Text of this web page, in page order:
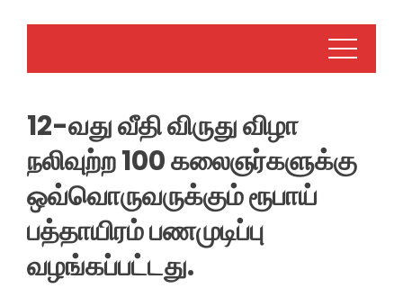
12-வது வீதி விருது விழா
நலிவுற்ற 100 கலைஞர்களுக்கு
ஒவ்வொருவருக்கும் ரூபாய்
பத்தாயிரம் பணமுடிப்பு
வழங்கப்பட்டது.